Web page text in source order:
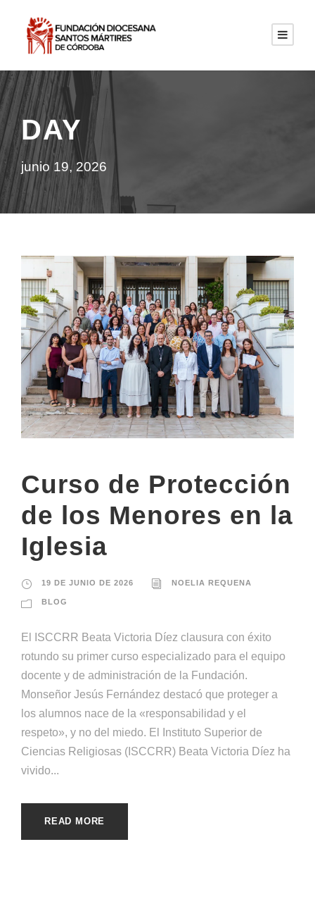
DAY
junio 19, 2026
Curso de Protección
de los Menores en la
Iglesia
19 DE JUNIO DE 2026 NOELIA REQUENA
BLOG
El ISCCRR Beata Victoria Díez clausura con éxito
rotundo su primer curso especializado para el equipo
docente y de administración de la Fundación.
Monseñor Jesús Fernández destacó que proteger a
los alumnos nace de la «responsabilidad y el
respeto», y no del miedo. El Instituto Superior de
Ciencias Religiosas (ISCCRR) Beata Victoria Díez ha
vivido...
READ MORE